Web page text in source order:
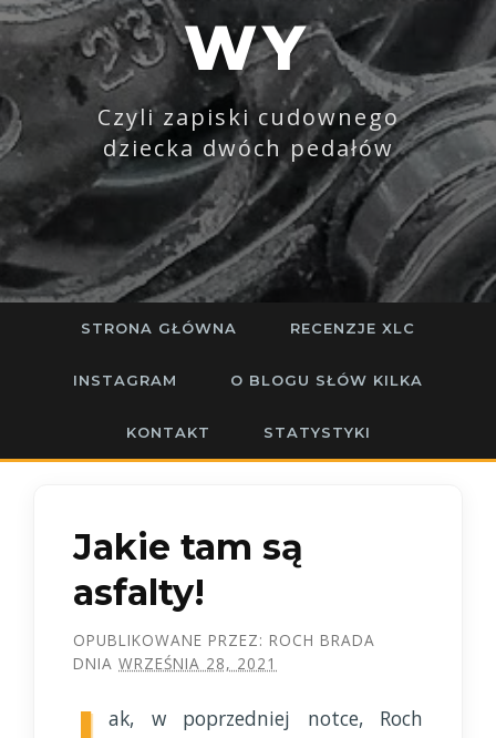
WY
Czyli zapiski cudownego
dziecka dwóch pedałów
STRONA GŁÓWNA RECENZJE XLC
INSTAGRAM O BLOGU SŁÓW KILKA
KONTAKT STATYSTYKI
Jakie tam są
asfalty!
OPUBLIKOWANE PRZEZ: ROCH BRADA
DNIA WRZEŚNIA 28, 2021
ak, w poprzedniej notce, Roch